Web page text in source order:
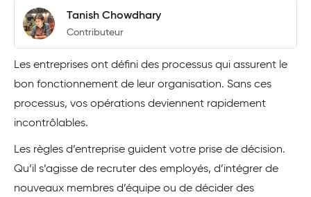
Tanish Chowdhary
Contributeur
Les entreprises ont défini des processus qui assurent le
bon fonctionnement de leur organisation. Sans ces
processus, vos opérations deviennent rapidement
incontrôlables.
Les règles d’entreprise guident votre prise de décision.
Qu’il s’agisse de recruter des employés, d’intégrer de
nouveaux membres d’équipe ou de décider des